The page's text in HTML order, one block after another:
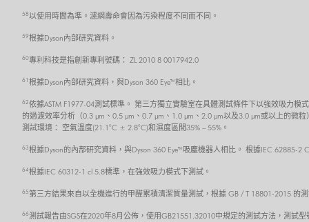
58以使用時間為準。濾網壽命會因為污染程度不同而不同。
59根據Dyson內部研究資料。
60專利科技是指創新專利號碼： ZL 2010 8 0017942.0
61 根據Dyson內部研究資料，與Dyson 360 Eye™相比。
62依據ASTM F1977-04測試標準。 第三方獨立實驗室在具體測試條件下以強效吸力
的過濾效率分析（0.3 μm、0.5 μm、0.7 μm、1.0 μm、2.0 μm以及3.0 μm或以上的
測試環境： 空氣溫度(21.1°C ± 2.8°C)和濕度區間35% – 55%。
63根據Dyson的內部研究資料，與Dyson 360 Eye™吸塵機器人相比。 根據IEC 62885-2
64根據IEC 60312-1 cl 5.8標準，在強效吸力模式下測試。
65第三方結果來自以全機進行的甲醛累積清潔質量測試，根據 GB / T 18801-2015 的
66 測試報告由SGS在2020年8月公佈，使用GB21551.32010中規定的測試方法，測試